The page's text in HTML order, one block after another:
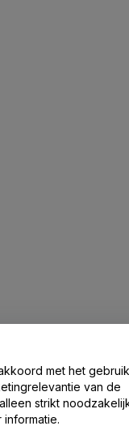
Ons Op
met het gebruik
van de
strikt